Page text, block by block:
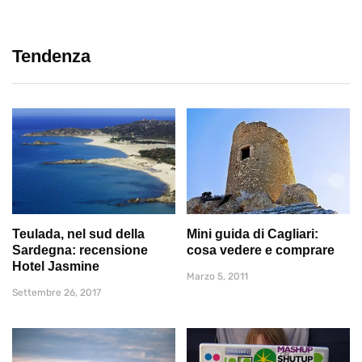
Tendenza
Teulada, nel sud della
Sardegna: recensione
Hotel Jasmine
Settembre 26, 2017
Mini guida di Cagliari:
cosa vedere e comprare
Marzo 5, 2011